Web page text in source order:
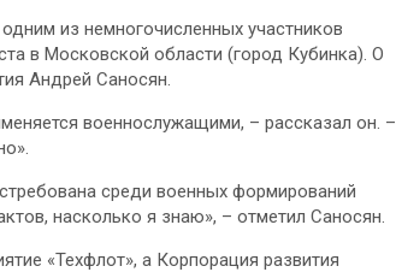
из немногочисленных участников
в Московской области (город Кубинка). О
Андрей Саносян.
военнослужащими, – рассказал он. –
среди военных формирований
насколько я знаю», – отметил Саносян.
«Техфлот», а Корпорация развития